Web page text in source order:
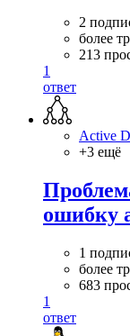
2
более
213
1
ответ
Active
+3 ещё
ошибку
1
более
683
1
ответ